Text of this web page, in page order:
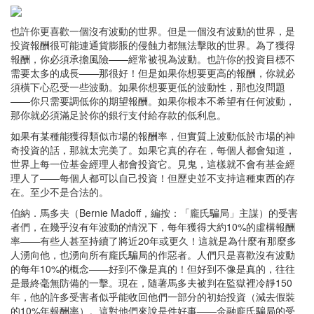
也許你更喜歡一個沒有波動的世界。但是一個沒有波動的世界，是
投資報酬很可能連通貨膨脹的侵蝕力都無法擊敗的世界。為了獲得
報酬，你必須承擔風險——經常被視為波動。也許你的投資目標不
需要太多的成長——那很好！但是如果你想要更高的報酬，你就必
須橫下心忍受一些波動。如果你想要更低的波動性，那也沒問題
——你只需要調低你的期望報酬。如果你根本不希望有任何波動，
那你就必須滿足於你的銀行支付給存款的低利息。
如果有某種能獲得類似市場的報酬率，但實質上波動低於市場的神
奇投資的話，那就太完美了。如果它真的存在，每個人都會知道，
世界上每一位基金經理人都會投資它。見鬼，這樣就不會有基金經
理人了——每個人都可以自己投資！但歷史並不支持這種東西的存
在。至少不是合法的。
伯納．馬多夫（Bernie Madoff，編按：「龐氏騙局」主謀）的受害
者們，在幾乎沒有年波動的情況下，每年獲得大約10%的虛構報酬
率——有些人甚至持續了將近20年或更久！這就是為什麼有那麼多
人湧向他，也湧向所有龐氏騙局的作惡者。人們只是喜歡沒有波動
的每年10%的概念——好到不像是真的！但好到不像是真的，往往
是最終毫無防備的一擊。現在，隨著馬多夫被判在監獄裡冷靜150
年，他的許多受害者似乎能收回他們一部分的初始投資（減去假裝
的10%年報酬率）。這對他們來說是件好事——金融龐氏騙局的受